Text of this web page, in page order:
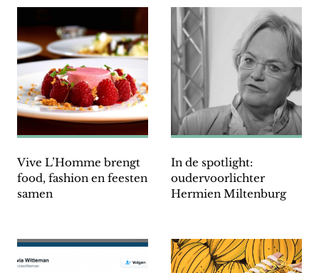
Vive L’Homme brengt
food, fashion en feesten
samen
In de spotlight:
oudervoorlichter
Hermien Miltenburg